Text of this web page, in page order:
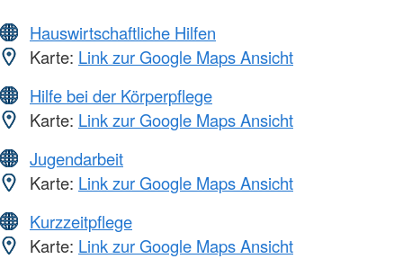
Hauswirtschaftliche Hilfen
Karte: Link zur Google Maps Ansicht
Hilfe bei der Körperpflege
Karte: Link zur Google Maps Ansicht
Jugendarbeit
Karte: Link zur Google Maps Ansicht
Kurzzeitpflege
Karte: Link zur Google Maps Ansicht